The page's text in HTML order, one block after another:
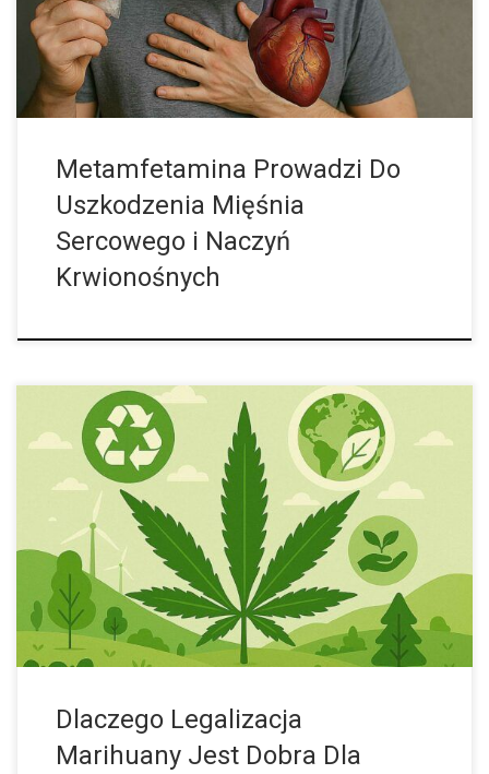
szybciej, ciśnienie krwi rośnie, a zmęczenie ustępuje. Jednak […]
Metamfetamina Prowadzi Do
Uszkodzenia Mięśnia
Sercowego i Naczyń
Krwionośnych
W Skrócie Nielegalna uprawa marihuany generuje ogromne
koszty środowiskowe: wysokie zużycie energii, degradację
lasów i zanieczyszczenie wód. Legalizacja otwiera drogę do
wdrażania technologii ekologicznych, takich jak LED czy systemy
recyklingu […]
Dlaczego Legalizacja
Marihuany Jest Dobra Dla